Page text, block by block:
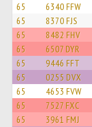
65 6340 FFW
65 8370 FJS
65 8482 FHV
65 6507 DYR
65 9446 FFT
65 0255 DVX
65 4653 FVW
65 7527 FXC
65 3961 FMJ